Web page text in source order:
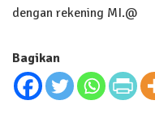
dengan rekening MI.@
Bagikan